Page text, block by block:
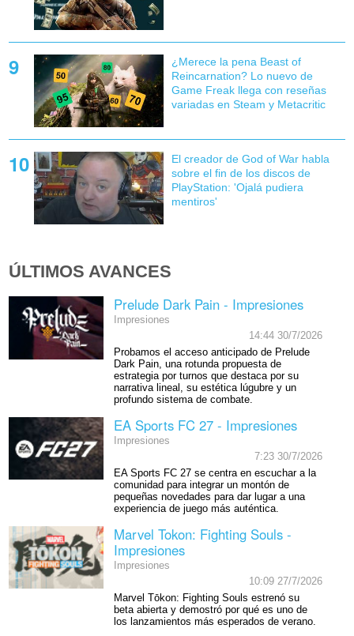
¿Merece la pena Beast of
Reincarnation? Lo nuevo de
Game Freak llega con reseñas
variadas en Steam y Metacritic
El creador de God of War habla
sobre el fin de los discos de
PlayStation: 'Ojalá pudiera
mentiros'
ÚLTIMOS AVANCES
Prelude Dark Pain - Impresiones
Impresiones
14:44 30/7/2026
Probamos el acceso anticipado de Prelude
Dark Pain, una rotunda propuesta de
estrategia por turnos que destaca por su
narrativa lineal, su estética lúgubre y un
profundo sistema de combate.
EA Sports FC 27 - Impresiones
Impresiones
7:23 30/7/2026
EA Sports FC 27 se centra en escuchar a la
comunidad para integrar un montón de
pequeñas novedades para dar lugar a una
experiencia de juego más auténtica.
Marvel Tokon: Fighting Souls -
Impresiones
Impresiones
10:09 27/7/2026
Marvel Tōkon: Fighting Souls estrenó su
beta abierta y demostró por qué es uno de
los lanzamientos más esperados de verano.